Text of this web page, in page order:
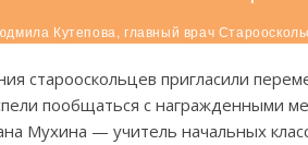
Кутепова, главный врач
старооскольцев пригласили
пообщаться с награжденными
Мухина — учитель начальных